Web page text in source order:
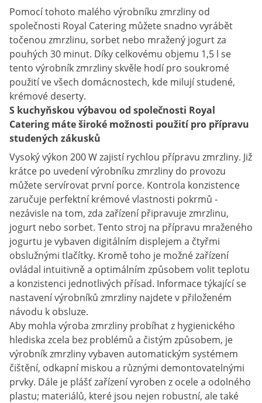
Pomocí tohoto malého výrobníku zmrzliny od
společnosti Royal Catering můžete snadno vyrábět
točenou zmrzlinu, sorbet nebo mražený jogurt za
pouhých 30 minut. Díky celkovému objemu 1,5 l se
tento výrobník zmrzliny skvěle hodí pro soukromé
použití ve všech domácnostech, kde milují studené,
krémové deserty.
S kuchyňskou výbavou od společnosti Royal
Catering máte široké možnosti použití pro přípravu
studených zákusků
Vysoký výkon 200 W zajistí rychlou přípravu zmrzliny. Již
krátce po uvedení výrobníku zmrzliny do provozu
můžete servírovat první porce. Kontrola konzistence
zaručuje perfektní krémové vlastnosti pokrmů -
nezávisle na tom, zda zařízení připravuje zmrzlinu,
jogurt nebo sorbet. Tento stroj na přípravu mraženého
jogurtu je vybaven digitálním displejem a čtyřmi
obslužnými tlačítky. Kromě toho je možné zařízení
ovládal intuitivně a optimálním způsobem volit teplotu
a konzistenci jednotlivých přísad. Informace týkající se
nastavení výrobníků zmrzliny najdete v přiloženém
návodu k obsluze.
Aby mohla výroba zmrzliny probíhat z hygienického
hlediska zcela bez problémů a čistým způsobem, je
výrobník zmrzliny vybaven automatickým systémem
čištění, odkapní miskou a různými demontovatelnými
prvky. Dále je plášť zařízení vyroben z ocele a odolného
plastu; materiálů, které jsou nejen robustní, ale také